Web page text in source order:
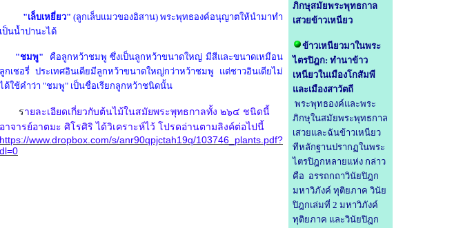
"เล็บเหยี่ยว" (ลูกเล็บแมวของอิสาน) พระพุทธองค์อนุญาตให้นำมาทำ
เป็นน้ำปานะได้
"ชมพู"
คือลูกหว้าชมพู ซึ่งเป็นลูกหว้าขนาดใหญ่ มีสีและขนาดเหมือน
ลูกเชอรี่ ประเทศอินเดียมีลูกหว้าขนาดใหญ่กว่าหว้าชมพู
แต่ชาวอินเดียไม่
ได้ใช้คำว่า "ชมพู" เป็นชื่อเรียกลูกหว้าชนิดนั้น
รายละเอียดเกี่ยวกับต้นไม้ในสมัยพระพุทธกาลทั้ง ๒๖๔ ชนิดนี้
อาจารย์อาตมะ ศิโรศิริ ได้วิเคราะห์ไว้ โปรดอ่านตามลิงค์ต่อไปนี้
https://www.dropbox.com/s/anr90qpjctah19q/103746_plants.pdf?
dl=0
ภิกษุสมัยพระพุทธกาล
เสวยข้าวเหนียว
ข้าวเหนียวมาในพระ
ไตรปิฎก: ทำนาข้าว
เหนียวในเมืองโกสัมพี
และเมืองสาวัตถี
พระพุทธองค์และพระ
ภิกษุในสมัยพระพุทธกาล
เสวยและฉันข้าวเหนียว
ทีหลักฐานปรากฏในพระ
ไตรปิฎกหลายแห่ง กล่าว
คือ อรรถกถาวินัยปิฎก
มหาวิภังค์ ทุติยภาค วินัย
ปิฎกเล่มที่ 2 มหาวิภังค์
ทุติยภาค และวินัยปิฎก